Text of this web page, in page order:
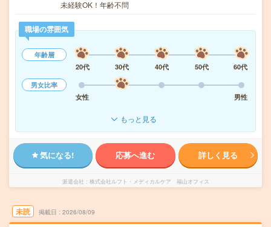
未経験OK！年齢不問
職場の雰囲気
年齢層
20代
30代 40代 50代
60代
男女比率
女性
男性
もっと見る
気になる! 応募へ進む 詳しく見る
派遣会社 株式会社ルフト・メディカルケア 福山オフィス
未読 掲載日 2026/08/09